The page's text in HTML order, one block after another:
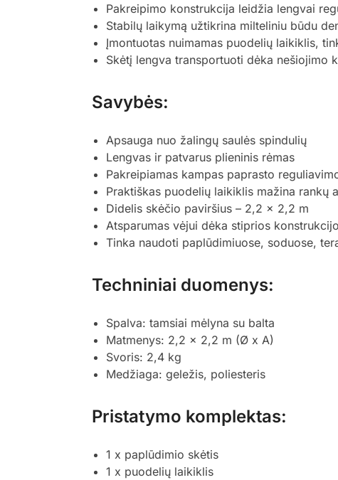
Pakreipimo konstrukcija leidžia lengvai
Stabilų laikymą užtikrina milteliniu būdu
Įmontuotas nuimamas puodelių laikiklis,
Skėtį lengva transportuoti dėka nešiojimo
Savybės:
Apsauga nuo žalingų saulės spindulių
Lengvas ir patvarus plieninis rėmas
Pakreipiamas kampas paprasto
Praktiškas puodelių laikiklis mažina rankų
Didelis skėčio paviršius – 2,2 x 2,2 m
Atsparumas vėjui dėka stiprios
Tinka naudoti paplūdimiuose, soduose,
Techniniai duomenys:
Spalva: tamsiai mėlyna su balta
Matmenys: 2,2 x 2,2 m (Ø x A)
Svoris: 2,4 kg
Medžiaga: geležis, poliesteris
Pristatymo komplektas:
1 x paplūdimio skėtis
1 x puodelių laikiklis